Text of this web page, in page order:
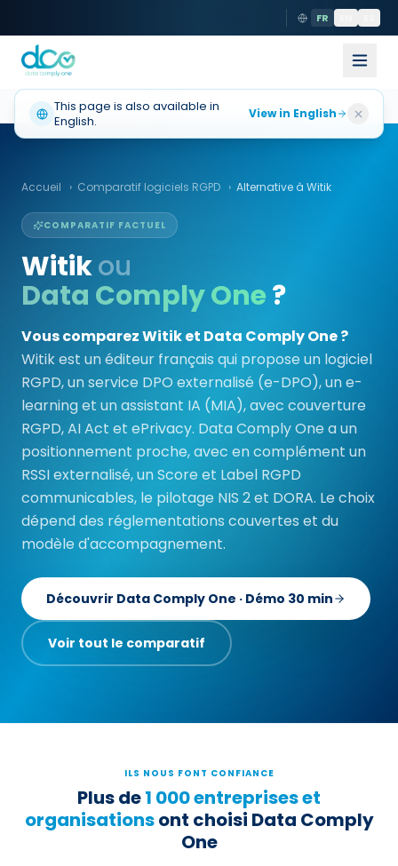
FR
Accueil Alternative Witik
Accueil › Comparatif logiciels RGPD › Alternative à Witik
COMPARATIF FACTUEL
Witikou
Data Comply One?
Vous comparez Witik et Data Comply One ?
Witik est un éditeur français qui propose un logiciel
RGPD, un service DPO externalisé (e-DPO), un e-
learning et un assistant IA (MIA), avec couverture
RGPD, AI Act et ePrivacy. Data Comply One a un
positionnement proche, avec en complément un
RSSI externalisé, un Score et Label RGPD
communicables, le pilotage NIS 2 et DORA. Le choix
dépend des réglementations couvertes et du
modèle d'accompagnement.
Découvrir Data Comply One · Démo 30 min
Voir tout le comparatif
ILS NOUS FONT CONFIANCE
Plus de1 000 entreprises et
organisationsont choisi Data Comply
One
This page is also available in
English.
View in English